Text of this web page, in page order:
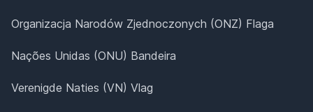
Organizacja Narodów Zjednoczonych (ONZ) Flaga
Nações Unidas (ONU) Bandeira
Verenigde Naties (VN) Vlag